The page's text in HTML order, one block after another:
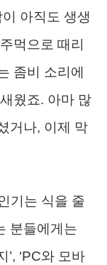
아직도 생생
먹으로 때리
좀비 소리에
웠죠. 아마 많
거나, 이제 막
기는 식을 줄
분들에게는
‘PC와 모바